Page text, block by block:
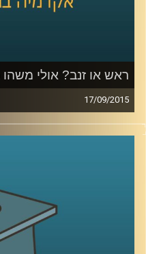
ראש או זנב? אולי
17/09/2015
דוקטור גבריאלה
יש לשאוף, אותה יש
מאדם לאדם, המידה
לקראת השנה
מלמדת אותנו, בין